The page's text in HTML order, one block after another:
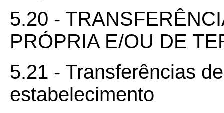
5.20 -
PRÓPRIA E/OU DE
5.21 - Transferências
estabelecimento